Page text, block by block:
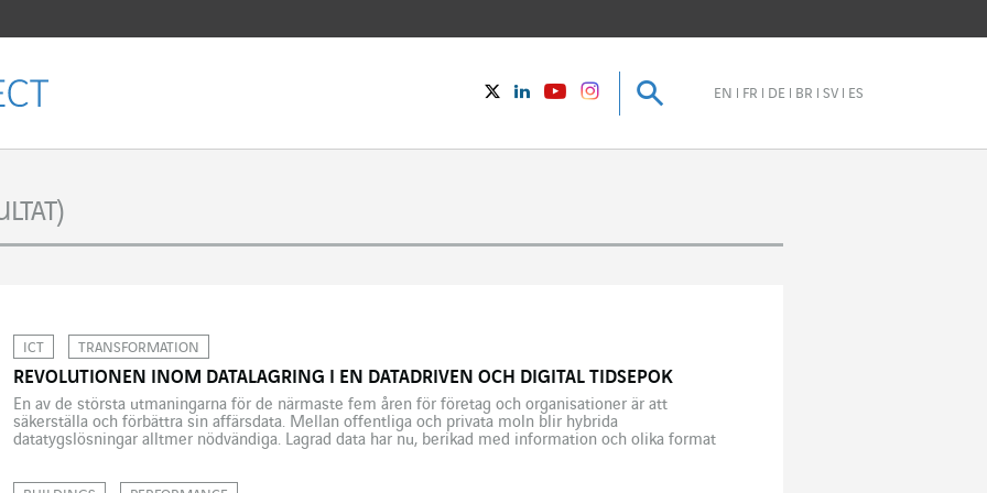
TwitterLinkedInYoutubeinstagram EN FR DE BR SV ES
Sök
ICT TRANSFORMATION
REVOLUTIONEN INOM DATALAGRING I EN DATADRIVEN OCH DIGITAL TIDSEPOK
En av de största utmaningarna för de närmaste fem åren för företag och organisationer är att
säkerställa och förbättra sin affärsdata. Mellan offentliga och privata moln blir hybrida
datatygslösningar alltmer nödvändiga. Lagrad data har nu, berikad med information och olika format